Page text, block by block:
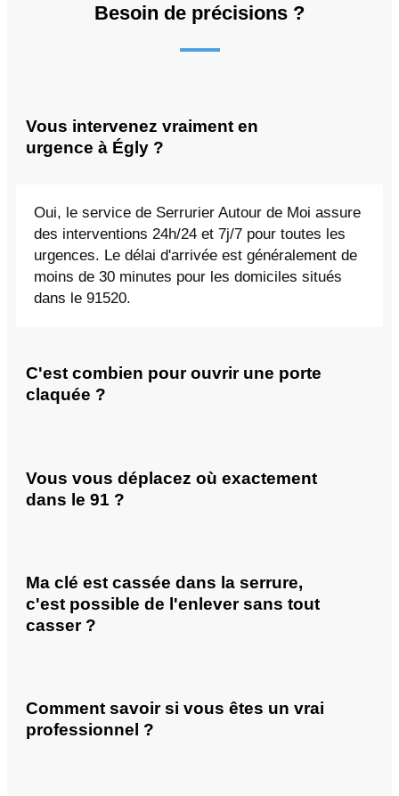
Besoin de précisions ?
Vous intervenez vraiment en
urgence à Égly ?
Oui, le service de Serrurier Autour de Moi assure
des interventions 24h/24 et 7j/7 pour toutes les
urgences. Le délai d'arrivée est généralement de
moins de 30 minutes pour les domiciles situés
dans le 91520.
C'est combien pour ouvrir une porte
claquée ?
Vous vous déplacez où exactement
dans le 91 ?
Ma clé est cassée dans la serrure,
c'est possible de l'enlever sans tout
casser ?
Comment savoir si vous êtes un vrai
professionnel ?